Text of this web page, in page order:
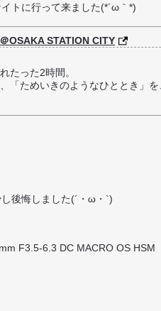
トに行って来ました(*´ω｀*)
OSAKA STATION CITY
たった2時間。
「ためいきのようなひととき」を
後悔しました(´・ω・`)
F3.5-6.3 DC MACRO OS HSM